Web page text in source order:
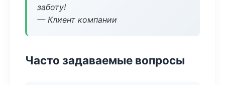
заботу!
— Клиент компании
Часто задаваемые вопросы